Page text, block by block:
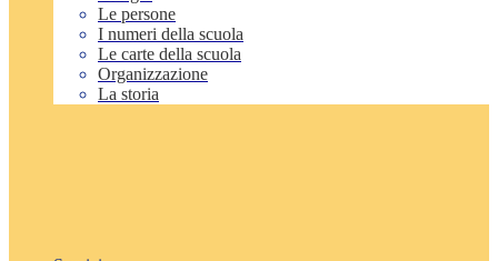
Le persone
I numeri della scuola
Le carte della scuola
Organizzazione
La storia